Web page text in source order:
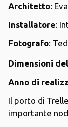
Architetto:
Installatore:
Fotografo:
Dimensioni
Anno di
Il porto di
importante